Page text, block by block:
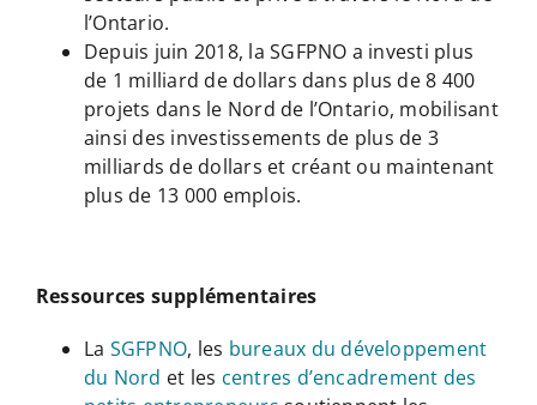
l’Ontario.
Depuis juin 2018, la SGFPNO a investi plus
de 1 milliard de dollars dans plus de 8 400
projets dans le Nord de l’Ontario, mobilisant
ainsi des investissements de plus de 3
milliards de dollars et créant ou maintenant
plus de 13 000 emplois.
Ressources supplémentaires
La SGFPNO, les bureaux du développement
du Nord et les centres d’encadrement des